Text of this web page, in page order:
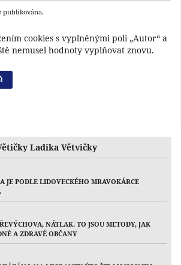
publikována.
cookies s vyplněnými poli „Autor“ a
nemusel hodnoty vyplňovat znovu.
Ladika Větvičky
JE PODLE LIDOVECKÉHO MRAVOKÁRCE
NÁTLAK. TO JSOU METODY, JAK
A ZDRAVÉ OBČANY